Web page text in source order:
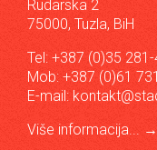
Rudarska 2
75000, Tuzla, BiH
Tel: +387 (0)35
Mob: +387 (0)61
E-mail:
Više informacija... →